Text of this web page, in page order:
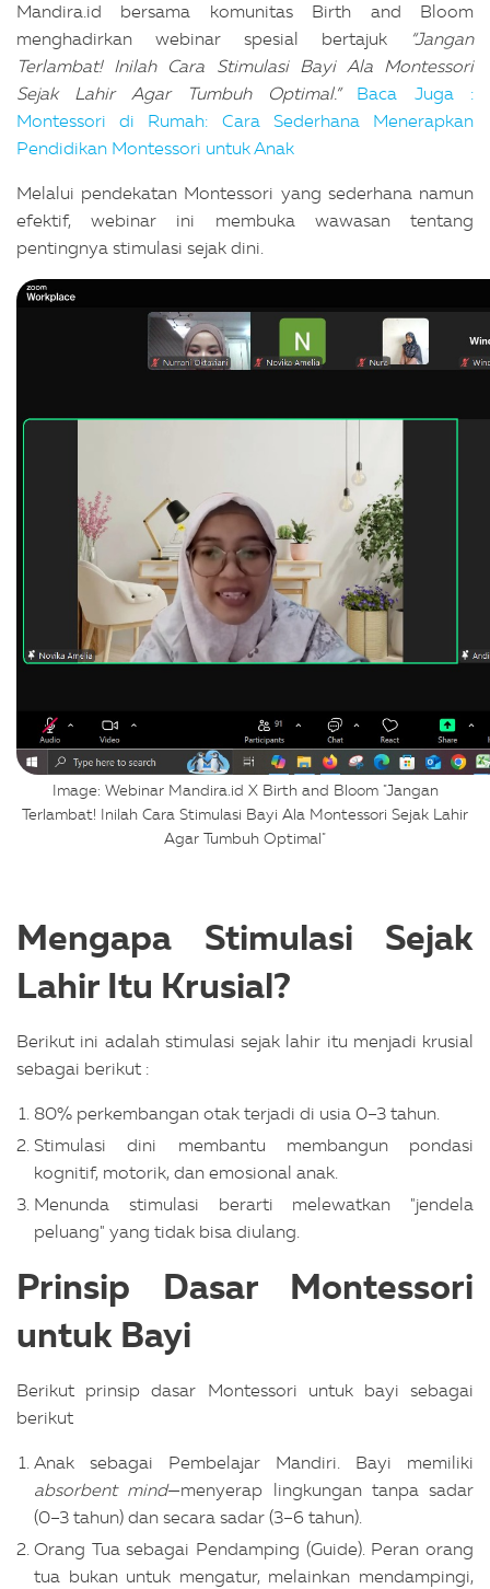
Mandira.id bersama komunitas Birth and Bloom
menghadirkan webinar spesial bertajuk
“Jangan
Terlambat! Inilah Cara Stimulasi Bayi Ala Montessori
Sejak Lahir Agar Tumbuh Optimal.” Baca Juga :
Montessori di Rumah: Cara Sederhana Menerapkan
Pendidikan Montessori untuk Anak
Melalui pendekatan Montessori yang sederhana namun
efektif, webinar ini membuka wawasan tentang
pentingnya stimulasi sejak dini.
Image: Webinar Mandira.id X Birth and Bloom "Jangan
Terlambat! Inilah Cara Stimulasi Bayi Ala Montessori Sejak Lahir
Agar Tumbuh Optimal"
Mengapa Stimulasi Sejak
Lahir Itu Krusial?
Berikut ini adalah stimulasi sejak lahir itu menjadi krusial
sebagai berikut :
80% perkembangan otak terjadi di usia 0–3 tahun.
Stimulasi dini membantu membangun pondasi
kognitif, motorik, dan emosional anak.
Menunda stimulasi berarti melewatkan "jendela
peluang" yang tidak bisa diulang.
Prinsip Dasar Montessori
untuk Bayi
Berikut prinsip dasar Montessori untuk bayi sebagai
berikut
Anak sebagai Pembelajar Mandiri. Bayi memiliki
absorbent mind—menyerap lingkungan tanpa sadar
(0–3 tahun) dan secara sadar (3–6 tahun).
Orang Tua sebagai Pendamping (Guide). Peran orang
tua bukan untuk mengatur, melainkan mendampingi,